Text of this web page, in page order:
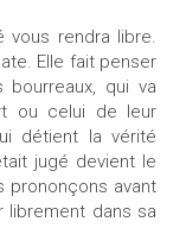
vous rendra libre.
Elle fait penser
qui va
ou celui de leur
détient la vérité
jugé devient le
prononçons avant
librement dans sa